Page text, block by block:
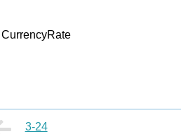
CurrencyRate
3-24